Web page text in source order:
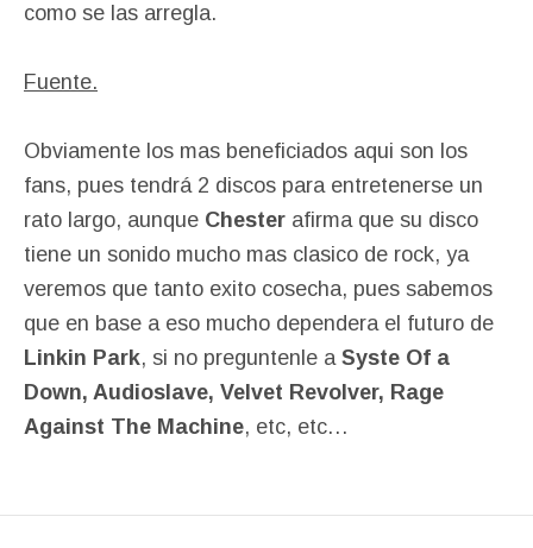
como se las arregla.
Fuente.
Obviamente los mas beneficiados aqui son los
fans, pues tendrá 2 discos para entretenerse un
rato largo, aunque Chester afirma que su disco
tiene un sonido mucho mas clasico de rock, ya
veremos que tanto exito cosecha, pues sabemos
que en base a eso mucho dependera el futuro de
Linkin Park, si no preguntenle a Syste Of a
Down, Audioslave, Velvet Revolver, Rage
Against The Machine, etc, etc…